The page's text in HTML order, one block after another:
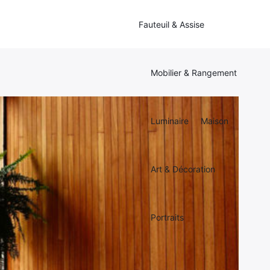
Fauteuil & Assise
Mobilier & Rangement
Luminaire Maison
Art & Décoration
Portraits